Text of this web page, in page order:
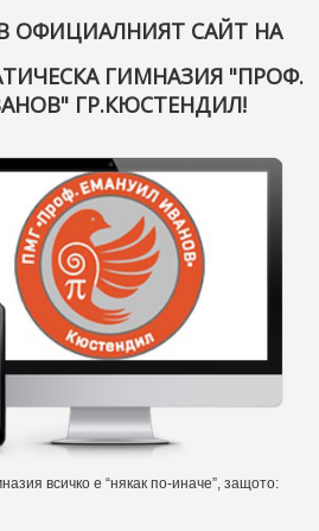
ОФИЦИАЛНИЯТ САЙТ НА
ГИМНАЗИЯ "ПРОФ.
ГР.КЮСТЕНДИЛ!
всичко е “някак по-иначе”, защото: